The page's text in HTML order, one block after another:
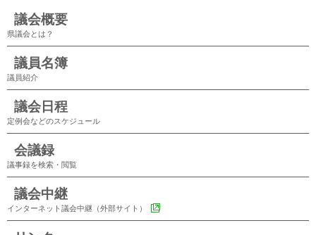
議会概要
県議会とは？
議員名簿
議員紹介
議会日程
定例会などのスケジュール
会議録
議事録を検索・閲覧
議会中継
インターネット議会中継（外部サイト）